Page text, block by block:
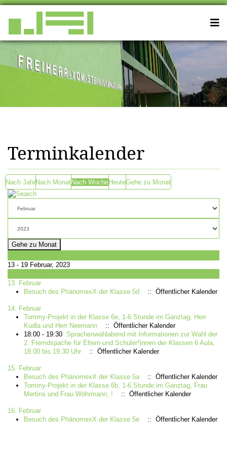
Terminkalender
Nach JahrNach MonatNach WocheHeuteGehe zu Monat
Gehe zu Monat
13 - 19 Februar, 2023
13. Februar
Besuch des PhänomexX der Klasse 5d
:: Öffentlicher Kalender
14. Februar
Tommy-Projekt in der Klasse 6e, 1-6 Stunde im Ganztag, Herr
Kudla und Herr Neemann
:: Öffentlicher Kalender
18:00 - 19:30 Sprachenwahlabend mit Informationen zur Wahl der
2. Fremdspache für Eltern und Schüler*innen der Klassen 6 Aula,
18.00 bis 19.30 Uhr
:: Öffentlicher Kalender
15. Februar
Besuch des PhänomexX der Klasse 5a
:: Öffentlicher Kalender
Tommy-Projekt in der Klasse 6b, 1-6 Stunde im Ganztag, Frau
Mertins und Frau Wöhrmann, !
:: Öffentlicher Kalender
16. Februar
Besuch des PhänomexX der Klasse 5e
:: Öffentlicher Kalender